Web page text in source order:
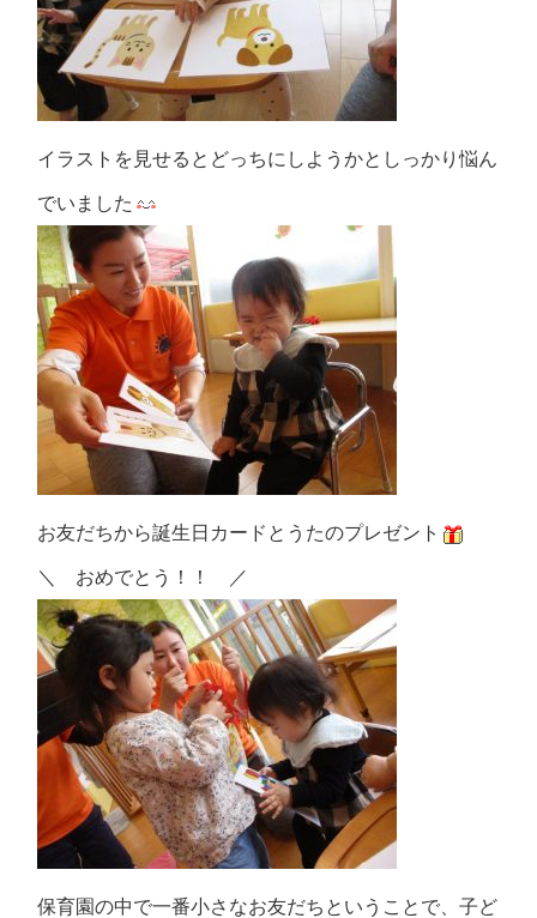
イラストを見せるとどっちにしようかとしっかり悩ん
でいました
お友だちから誕生日カードとうたのプレゼント
＼ おめでとう！！ ／
保育園の中で一番小さなお友だちということで、子ど